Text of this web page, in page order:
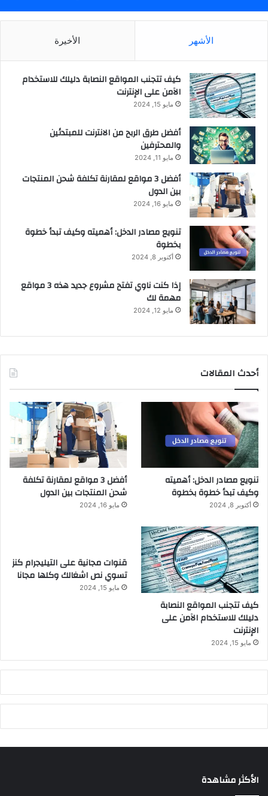
الأشهر الأخيرة
كيف تتجنب المواقع النصابة دليلك للاستخدام
الآمن على الإنترنت
مايو 15, 2024
أفضل طرق الربح من الانترنت للمبتدئين
والمحترفين
مايو 11, 2024
أفضل 3 مواقع لمقارنة تكلفة شحن المنتجات
بين الدول
مايو 16, 2024
تنويع مصادر الدخل: أهميته وكيف تبدأ خطوة
بخطوة
أكتوبر 8, 2024
إذا كنت ناوي تفتح مشروع جديد هذه 3 مواقع
مهمة لك
مايو 12, 2024
أحدث المقالات
تنويع مصادر الدخل: أهميته
وكيف تبدأ خطوة بخطوة
أكتوبر 8, 2024
أفضل 3 مواقع لمقارنة تكلفة
شحن المنتجات بين الدول
مايو 16, 2024
كيف تتجنب المواقع النصابة
دليلك للاستخدام الآمن على
الإنترنت
مايو 15, 2024
قنوات مجانية على التيليجرام كنز
تسوي نص اشغالك وكلها مجانا
مايو 15, 2024
الأكثر مشاهدة